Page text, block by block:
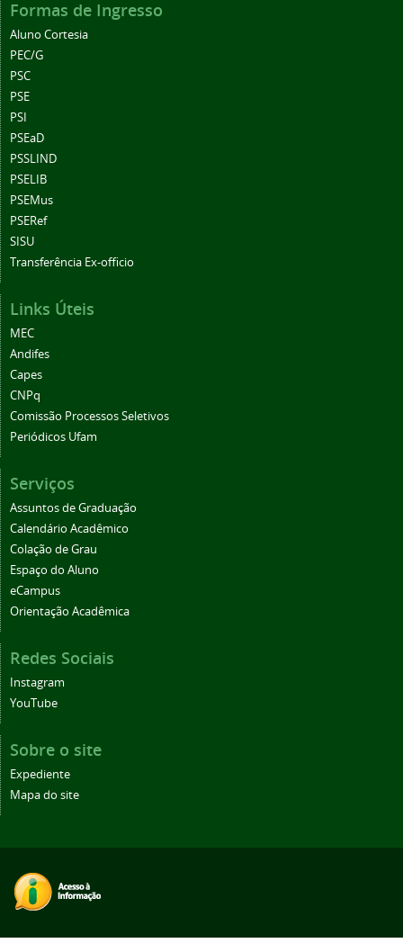
Formas de Ingresso
Aluno Cortesia
PEC/G
PSC
PSE
PSI
PSEaD
PSSLIND
PSELIB
PSEMus
PSERef
SISU
Transferência Ex-officio
Links Úteis
MEC
Andifes
Capes
CNPq
Comissão Processos Seletivos
Periódicos Ufam
Serviços
Assuntos de Graduação
Calendário Acadêmico
Colação de Grau
Espaço do Aluno
eCampus
Orientação Acadêmica
Redes Sociais
Instagram
YouTube
Sobre o site
Expediente
Mapa do site